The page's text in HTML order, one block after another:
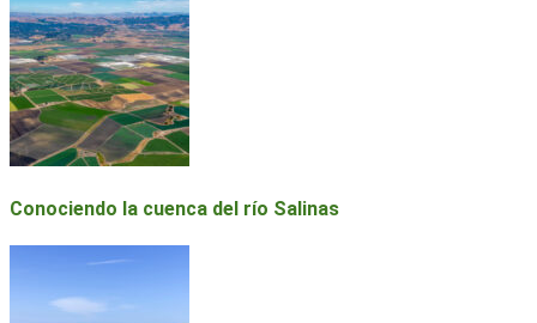
Conociendo la cuenca del río Salinas